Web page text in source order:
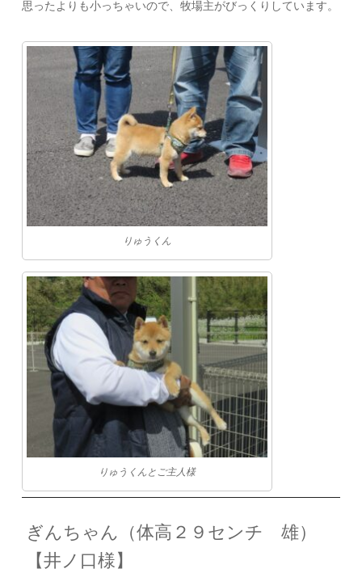
思ったよりも小っちゃいので、牧場主がびっくりしています。
りゅうくん
りゅうくんとご主人様
ぎんちゃん（体高２９センチ 雄）
【井ノ口様】